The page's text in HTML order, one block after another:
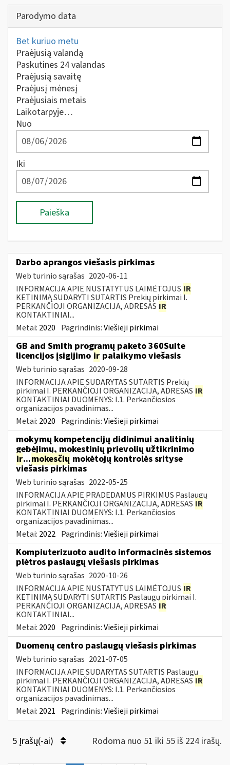
Parodymo data
Bet kuriuo metu
Praėjusią valandą
Paskutines 24 valandas
Praėjusią savaitę
Praėjusį mėnesį
Praėjusiais metais
Laikotarpyje…
Nuo
Iki
Paieška
Darbo aprangos viešasis pirkimas
Web turinio sąrašas 2020-06-11
INFORMACIJA APIE NUSTATYTUS LAIMĖTOJUS IR
KETINIMĄ SUDARYTI SUTARTIS Prekių pirkimai I.
PERKANČIOJI ORGANIZACIJA, ADRESAS IR
KONTAKTINIAI...
Metai: 2020 Pagrindinis:Viešieji pirkimai
GB and Smith programų paketo 360Suite
licencijos įsigijimo ir palaikymo viešasis
Web turinio sąrašas 2020-09-28
INFORMACIJA APIE SUDARYTAS SUTARTIS Prekių
pirkimai I. PERKANČIOJI ORGANIZACIJA, ADRESAS IR
KONTAKTINIAI DUOMENYS: I.1. Perkančiosios
organizacijos pavadinimas...
Metai: 2020 Pagrindinis:Viešieji pirkimai
mokymų kompetencijų didinimui analitinių
gebėjimų, mokestinių prievolių užtikrinimo
ir...mokesčių mokėtojų kontrolės srityse
viešasis pirkimas
Web turinio sąrašas 2022-05-25
INFORMACIJA APIE PRADEDAMUS PIRKIMUS Paslaugų
pirkimai I. PERKANČIOJI ORGANIZACIJA, ADRESAS IR
KONTAKTINIAI DUOMENYS: I.1. Perkančiosios
organizacijos pavadinimas...
Metai: 2022 Pagrindinis:Viešieji pirkimai
Kompiuterizuoto audito informacinės sistemos
plėtros paslaugų viešasis pirkimas
Web turinio sąrašas 2020-10-26
INFORMACIJA APIE NUSTATYTUS LAIMĖTOJUS IR
KETINIMĄ SUDARYTI SUTARTIS Paslaugų pirkimai I.
PERKANČIOJI ORGANIZACIJA, ADRESAS IR
KONTAKTINIAI...
Metai: 2020 Pagrindinis:Viešieji pirkimai
Duomenų centro paslaugų viešasis pirkimas
Web turinio sąrašas 2021-07-05
INFORMACIJA APIE SUDARYTAS SUTARTIS Paslaugų
pirkimai I. PERKANČIOJI ORGANIZACIJA, ADRESAS IR
KONTAKTINIAI DUOMENYS: I.1. Perkančiosios
organizacijos pavadinimas...
Metai: 2021 Pagrindinis:Viešieji pirkimai
5 Įrašų(-ai) Rodoma nuo 51 iki 55 iš 224 irašų.